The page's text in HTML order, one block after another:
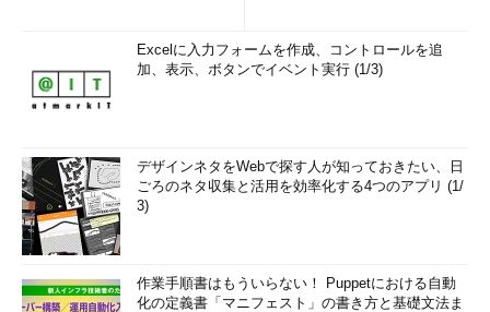
Excelに入力フォームを作成、コントロールを追
加、表示、ボタンでイベント実行 (1/3)
デザインネタをWebで探す人が知っておきたい、日
ごろのネタ収集と活用を効率化する4つのアプリ (1/
3)
作業手順書はもういらない！ Puppetにおける自動
化の定義書「マニフェスト」の書き方と基礎文法ま